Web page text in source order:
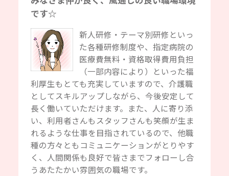
です☆
新人研修・テーマ別研修といっ
た各種研修制度や、指定病院の
医療費無料・資格取得費用負担
（一部内容により）といった福
利厚生もとても充実していますので、介護職
としてスキルアップしながら、今後安定して
長く働いていただけます。また、人に寄り添
い、利用者さんもスタッフさんも笑顔が生ま
れるような仕事を目指されているので、他職
種の方々ともコミュニケーションがとりやす
く、人間関係も良好で皆さまでフォローし合
うあたたかい雰囲気の職場です。